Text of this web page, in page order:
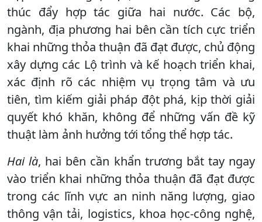
thúc đẩy hợp tác giữa hai nước. Các bộ,
ngành, địa phương hai bên cần tích cực triển
khai những thỏa thuận đã đạt được, chủ động
xây dựng các Lộ trình và kế hoạch triển khai,
xác định rõ các nhiệm vụ trọng tâm và ưu
tiên, tìm kiếm giải pháp đột phá, kịp thời giải
quyết khó khăn, không để những vấn đề kỹ
thuật làm ảnh hưởng tới tổng thể hợp tác.
Hai là, hai bên cần khẩn trương bắt tay ngay
vào triển khai những thỏa thuận đã đạt được
trong các lĩnh vực an ninh năng lượng, giao
thông vận tải, logistics, khoa học-công nghệ,